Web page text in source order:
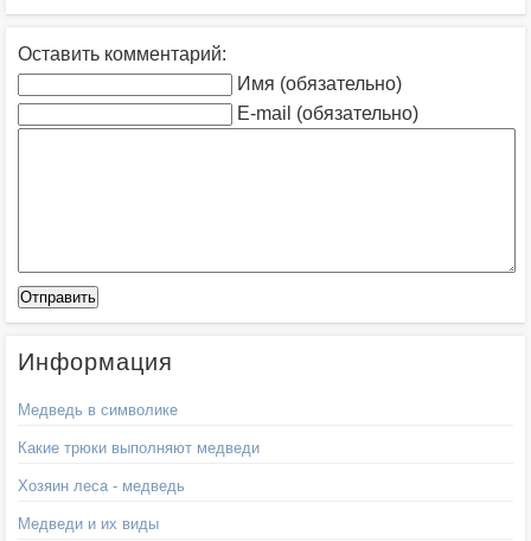
Оставить комментарий:
Имя (обязательно)
E-mail (обязательно)
Информация
Медведь в символике
Какие трюки выполняют медведи
Хозяин леса - медведь
Медведи и их виды